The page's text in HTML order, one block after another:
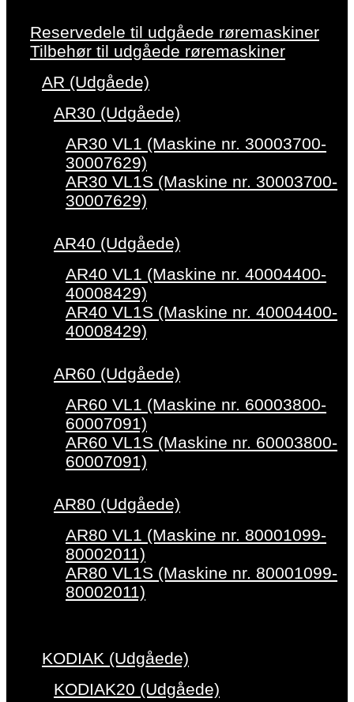
Reservedele til udgåede røremaskiner
Tilbehør til udgåede røremaskiner
AR (Udgåede)
AR30 (Udgåede)
AR30 VL1 (Maskine nr. 30003700-
30007629)
AR30 VL1S (Maskine nr. 30003700-
30007629)
AR40 (Udgåede)
AR40 VL1 (Maskine nr. 40004400-
40008429)
AR40 VL1S (Maskine nr. 40004400-
40008429)
AR60 (Udgåede)
AR60 VL1 (Maskine nr. 60003800-
60007091)
AR60 VL1S (Maskine nr. 60003800-
60007091)
AR80 (Udgåede)
AR80 VL1 (Maskine nr. 80001099-
80002011)
AR80 VL1S (Maskine nr. 80001099-
80002011)
KODIAK (Udgåede)
KODIAK20 (Udgåede)